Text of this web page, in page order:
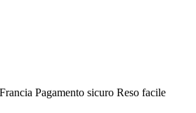
Pagamento sicuro Reso facile